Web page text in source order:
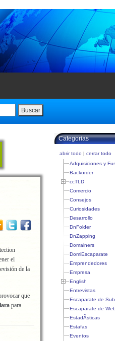
Buscar
el
de la
que
para
Categorias
abrir todo | cerrar todo
Adquisiciones y
Backorder
ccTLD
Comercio
Consejos
Curiosidades
Desarrollo
DnFolder
DnZapping
Domainers
DomiEscaparate
Emprendedores
Empresa
English
Entrevistas
Escaparate de
Escaparate de
EstadÃ­sticas
Estafas
Eventos